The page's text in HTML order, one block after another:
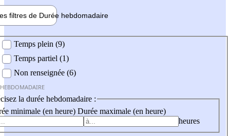
filtres de Durée hebdomadaire
Temps plein (9)
Temps partiel (1)
Non renseignée (6)
la durée hebdomadaire :
minimale (en heure) Durée maximale (en heure)
heures